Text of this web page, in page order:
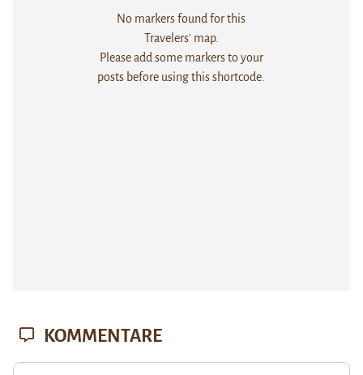
No markers found for this
Travelers' map.
Please add some markers to your
posts before using this shortcode.
KOMMENTARE